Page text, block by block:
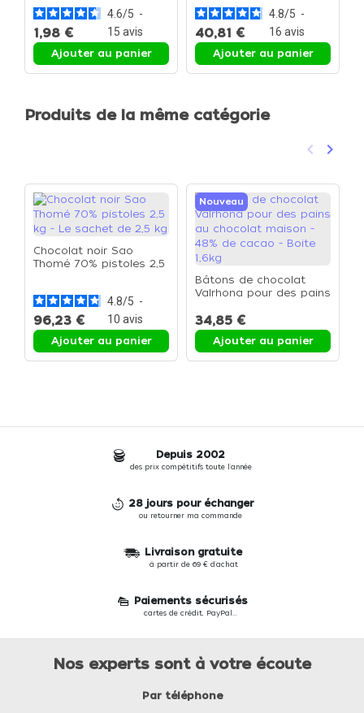
4.6/5 -
15 avis
1,98 €
Ajouter au panier
4.8/5 -
16 avis
40,81 €
Ajouter au panier
Produits de la même catégorie
Précédent
keyboard_arrow_left keyboard_arrow_right
Chocolat noir Sao
Thomé 70% pistoles 2,5
4.8/5 -
10 avis
96,23 €
Ajouter au panier
Nouveau
Bâtons de chocolat
Valrhona pour des pains
48% de cacao - Boite
1,6kg
34,85 €
Ajouter au panier
Depuis 2002
des prix compétitifs toute l'année
28 jours pour échanger
ou retourner ma commande
Livraison gratuite
à partir de 69 € d'achat
Paiements sécurisés
cartes de crédit, PayPal...
Nos experts sont à votre écoute
Par téléphone